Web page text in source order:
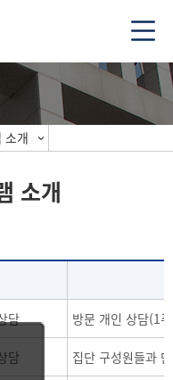
소개
소개
담 방문 개인 상담(1
담 집단 구성원들과